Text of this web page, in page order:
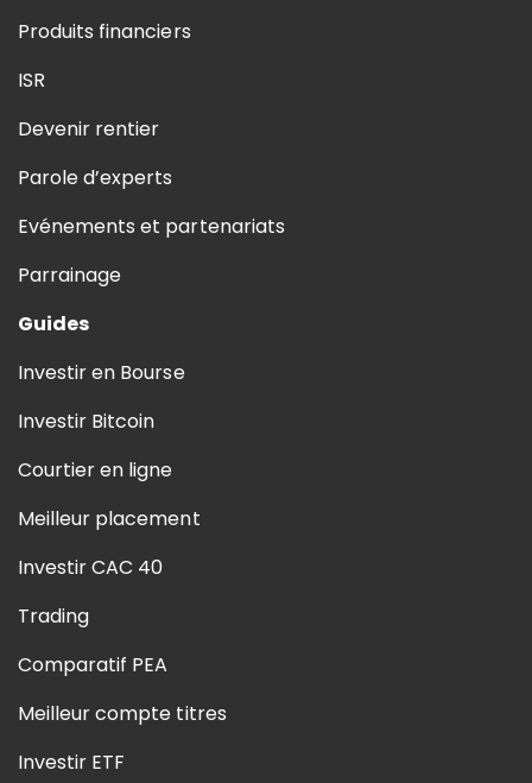
Produits financiers
ISR
Devenir rentier
Parole d’experts
Evénements et partenariats
Parrainage
Guides
Investir en Bourse
Investir Bitcoin
Courtier en ligne
Meilleur placement
Investir CAC 40
Trading
Comparatif PEA
Meilleur compte titres
Investir ETF